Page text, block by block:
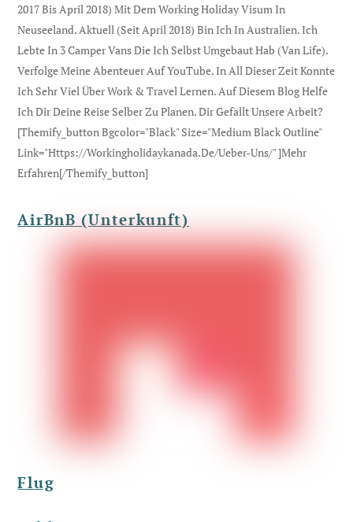
2017 Bis April 2018) Mit Dem Working Holiday Visum In
Neuseeland. Aktuell (seit April 2018) Bin Ich In Australien. Ich
Lebte In 3 Camper Vans Die Ich Selbst Umgebaut Hab (Van Life).
Verfolge Meine Abenteuer Auf YouTube. In All Dieser Zeit Konnte
Ich Sehr Viel Über Work & Travel Lernen. Auf Diesem Blog Helfe
Ich Dir Deine Reise Selber Zu Planen. Dir Gefällt Unsere Arbeit?
[themify_button Bgcolor="black" Size="medium Black Outline"
Link="https://workingholidaykanada.de/ueber-Uns/" ]Mehr
Erfahren[/themify_button]
AirBnB (Unterkunft)
Flug